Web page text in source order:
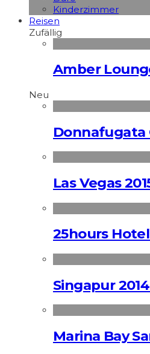
Kinderzimmer
Reisen
Zufällig
Amber
Neu
Donnafugata
Las Vegas
25hours
Singapur
Marina Bay